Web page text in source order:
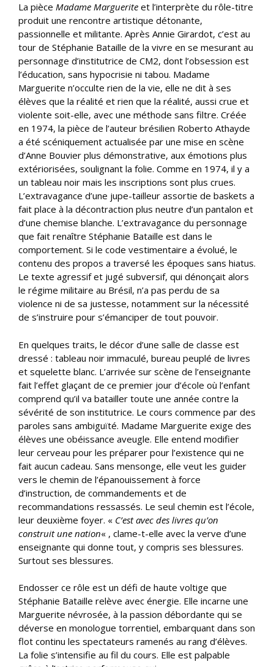
La pièce Madame Marguerite et l’interprète du rôle-titre
produit une rencontre artistique détonante,
passionnelle et militante. Après Annie Girardot, c’est au
tour de Stéphanie Bataille de la vivre en se mesurant au
personnage d’institutrice de CM2, dont l’obsession est
l’éducation, sans hypocrisie ni tabou. Madame
Marguerite n’occulte rien de la vie, elle ne dit à ses
élèves que la réalité et rien que la réalité, aussi crue et
violente soit-elle, avec une méthode sans filtre. Créée
en 1974, la pièce de l’auteur brésilien Roberto Athayde
a été scéniquement actualisée par une mise en scène
d’Anne Bouvier plus démonstrative, aux émotions plus
extériorisées, soulignant la folie. Comme en 1974, il y a
un tableau noir mais les inscriptions sont plus crues.
L’extravagance d’une jupe-tailleur assortie de baskets a
fait place à la décontraction plus neutre d’un pantalon et
d’une chemise blanche. L’extravagance du personnage
que fait renaître Stéphanie Bataille est dans le
comportement. Si le code vestimentaire a évolué, le
contenu des propos a traversé les époques sans hiatus.
Le texte agressif et jugé subversif, qui dénonçait alors
le régime militaire au Brésil, n’a pas perdu de sa
violence ni de sa justesse, notamment sur la nécessité
de s’instruire pour s’émanciper de tout pouvoir.
En quelques traits, le décor d’une salle de classe est
dressé : tableau noir immaculé, bureau peuplé de livres
et squelette blanc. L’arrivée sur scène de l’enseignante
fait l’effet glaçant de ce premier jour d’école où l’enfant
comprend qu’il va batailler toute une année contre la
sévérité de son institutrice. Le cours commence par des
paroles sans ambiguïté. Madame Marguerite exige des
élèves une obéissance aveugle. Elle entend modifier
leur cerveau pour les préparer pour l’existence qui ne
fait aucun cadeau. Sans mensonge, elle veut les guider
vers le chemin de l’épanouissement à force
d’instruction, de commandements et de
recommandations ressassés. Le seul chemin est l’école,
leur deuxième foyer. « C’est avec des livres qu’on
construit une nation« , clame-t-elle avec la verve d’une
enseignante qui donne tout, y compris ses blessures.
Surtout ses blessures.
Endosser ce rôle est un défi de haute voltige que
Stéphanie Bataille relève avec énergie. Elle incarne une
Marguerite névrosée, à la passion débordante qui se
déverse en monologue torrentiel, embarquant dans son
flot continu les spectateurs ramenés au rang d’élèves.
La folie s’intensifie au fil du cours. Elle est palpable